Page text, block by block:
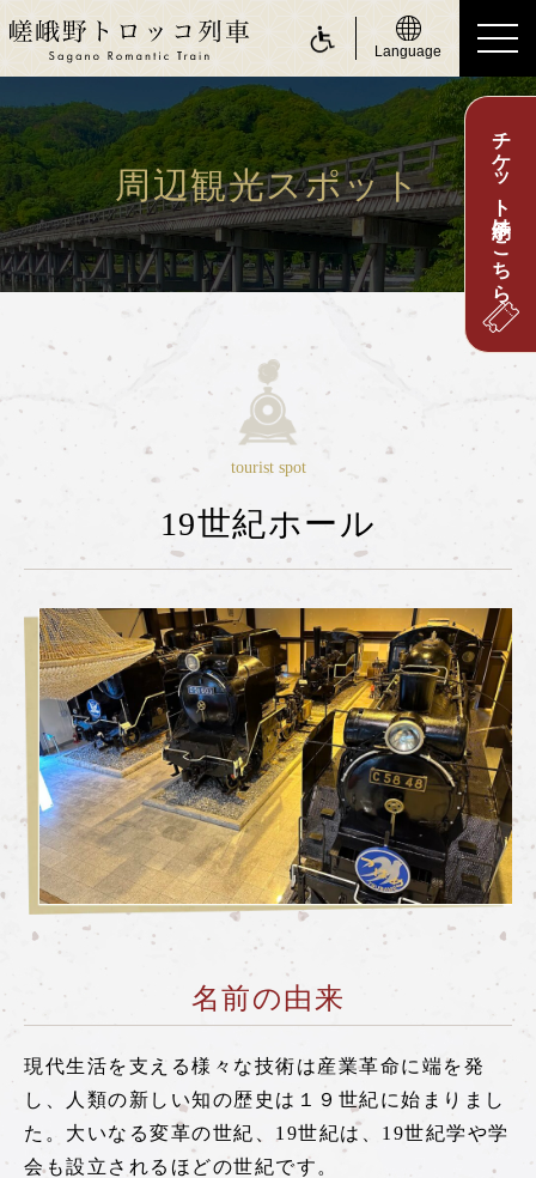
Language
ride a Sagano Romantic Train
トロッコに乗る
運行日のご案内
時刻表のご案内
座席のご案内
お身体の不自由なお客さまへ
嵯峨野トロッコについて
嵯峨野トロッコ列車とは
季節ごとの楽しみ方
ツアー紹介
よくあるご質問
お知らせ
station information
各駅情報
各駅情報一覧
トロッコ嵯峨駅
トロッコ嵐山駅
トロッコ亀岡駅
tourist attractions
周辺観光スポット
チケット予約はこちら
周辺観光スポット
tourist spot
19世紀ホール
名前の由来
現代生活を支える様々な技術は産業革命に端を発
し、人類の新しい知の歴史は１９世紀に始まりまし
た。大いなる変革の世紀、19世紀は、19世紀学や学
会も設立されるほどの世紀です。